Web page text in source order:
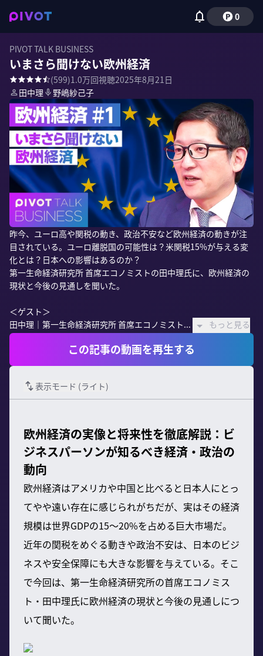
0
PIVOT TALK BUSINESS
いまさら聞けない欧州経済
(599)1.0万回視聴2025年8月21日
田中理
野嶋紗己子
昨今、ユーロ高や関税の動き、政治不安など欧州経済の動きが注
目されている。ユーロ離脱国の可能性は？米関税15%が与える変
化とは？日本への影響はあるのか？
第一生命経済研究所 首席エコノミストの田中理氏に、欧州経済の
現状と今後の見通しを聞いた。
＜ゲスト＞
田中理｜第一生命経済研究所 首席エコノミスト...
もっと見る
この記事の動画を再生する
表示モード (ライト)
欧州経済の実像と将来性を徹底解説：ビ
ジネスパーソンが知るべき経済・政治の
動向
欧州経済はアメリカや中国と比べると日本人にとっ
てやや遠い存在に感じられがちだが、実はその経済
規模は世界GDPの15〜20%を占める巨大市場だ。
近年の関税をめぐる動きや政治不安は、日本のビジ
ネスや安全保障にも大きな影響を与えている。そこ
で今回は、第一生命経済研究所の首席エコノミス
ト・田中理氏に欧州経済の現状と今後の見通しにつ
いて聞いた。